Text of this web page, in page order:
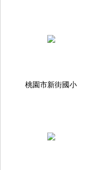
桃園市新街國小